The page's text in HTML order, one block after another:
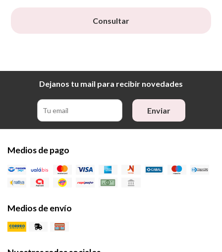
Consultar
Dejanos tu mail para recibir novedades
Enviar
Medios de pago
Medios de envío